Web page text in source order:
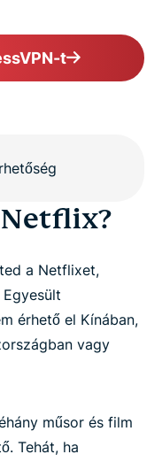
t
a Netflixet,
érhető el Kínában,
vagy
műsor és film
Tehát, ha